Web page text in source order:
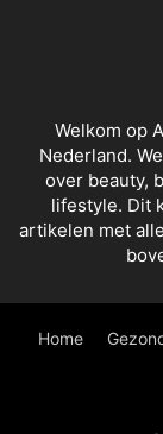
Welkom op
Nederland.
over beauty,
lifestyle. Dit
artikelen met
Home